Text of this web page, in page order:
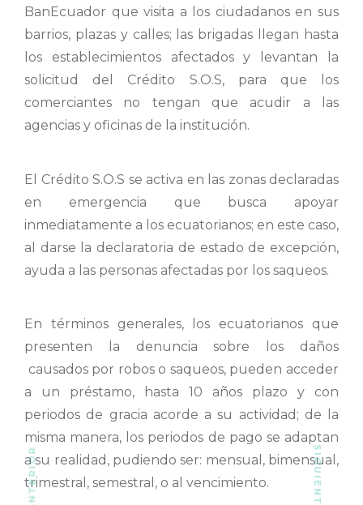
BanEcuador que visita a los ciudadanos en sus
barrios, plazas y calles; las brigadas llegan hasta
los establecimientos afectados y levantan la
solicitud del Crédito S.O.S, para que los
comerciantes no tengan que acudir a las
agencias y oficinas de la institución.
El Crédito S.O.S se activa en las zonas declaradas
en emergencia que busca apoyar
inmediatamente a los ecuatorianos; en este caso,
al darse la declaratoria de estado de excepción,
ayuda a las personas afectadas por los saqueos.
En términos generales, los ecuatorianos que
presenten la denuncia sobre los daños
causados por robos o saqueos, pueden acceder
a un préstamo, hasta 10 años plazo y con
periodos de gracia acorde a su actividad; de la
misma manera, los periodos de pago se adaptan
a su realidad, pudiendo ser: mensual, bimensual,
trimestral, semestral, o al vencimiento.